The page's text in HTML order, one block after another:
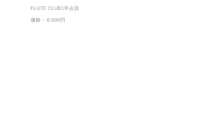
FLUTE CLUB1年会員
価格： 6,000円